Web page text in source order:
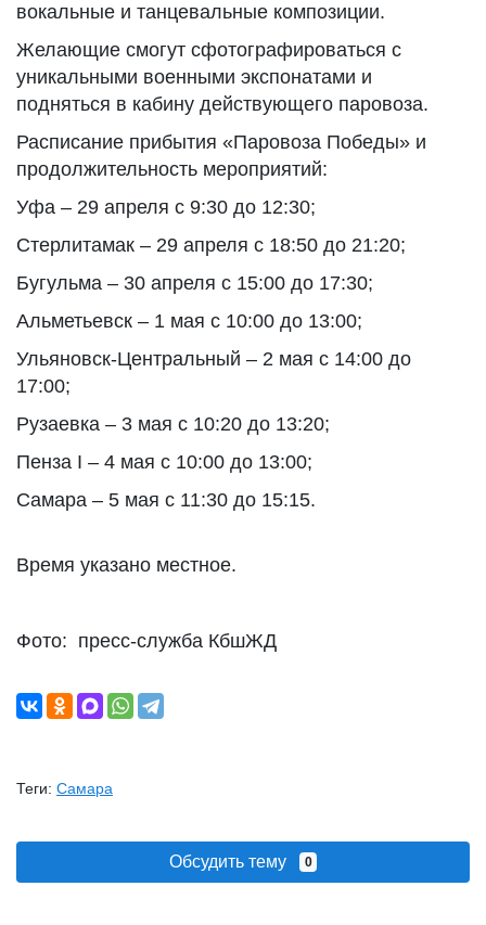
вокальные и танцевальные композиции.
Желающие смогут сфотографироваться с
уникальными военными экспонатами и
подняться в кабину действующего паровоза.
Расписание прибытия «Паровоза Победы» и
продолжительность мероприятий:
Уфа – 29 апреля с 9:30 до 12:30;
Стерлитамак – 29 апреля с 18:50 до 21:20;
Бугульма – 30 апреля с 15:00 до 17:30;
Альметьевск – 1 мая с 10:00 до 13:00;
Ульяновск-Центральный – 2 мая с 14:00 до
17:00;
Рузаевка – 3 мая с 10:20 до 13:20;
Пенза I – 4 мая с 10:00 до 13:00;
Самара – 5 мая с 11:30 до 15:15.
Время указано местное.
Фото: пресс-служба КбшЖД
Теги: Самара
Обсудить тему 0